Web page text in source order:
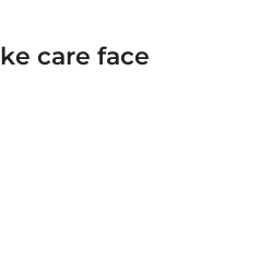
care face